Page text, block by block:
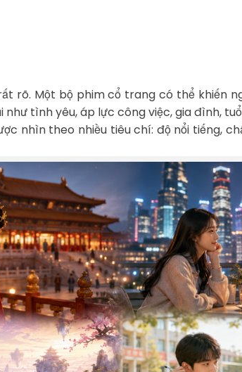
rõ. Một bộ phim cổ trang có thể khiến
tình yêu, áp lực công việc, gia đình,
nhìn theo nhiều tiêu chí: độ nổi tiếng,